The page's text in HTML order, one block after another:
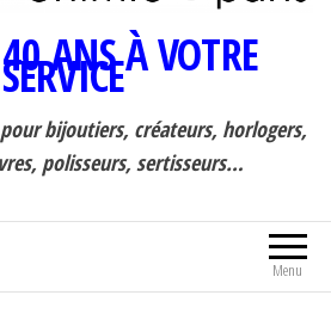
ANS À VOTRE
SERVICE
bijoutiers, créateurs, horlogers,
polisseurs, sertisseurs…
Menu